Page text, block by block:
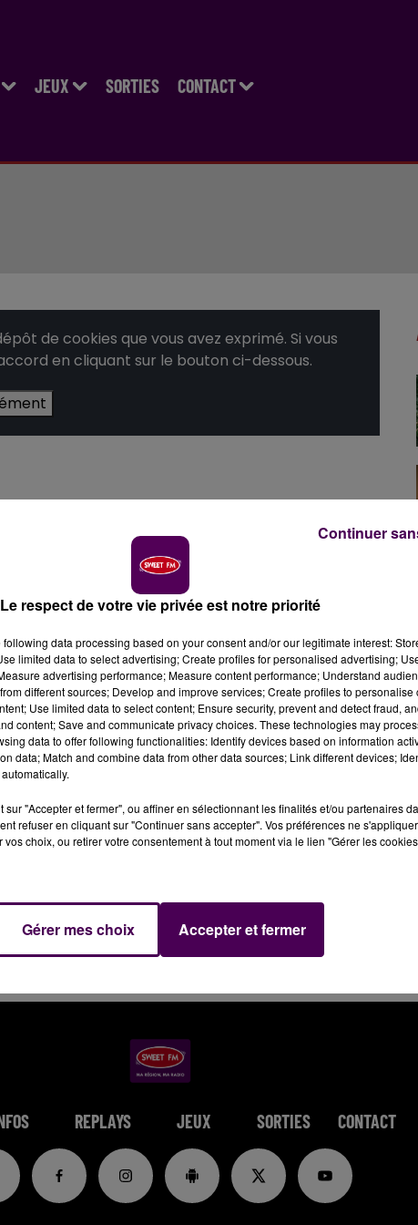
JEUX SORTIES CONTACT
de cookies que vous avez exprimé. Si vous
en cliquant sur le bouton ci-dessous.
REPLAYS JEUX SORTIES CONTACT
Le respect de votre vie privée est notre priorité
following data processing based on your consent and/or our legitimate interest:
limited data to select advertising; Create profiles for personalised advertising;
advertising performance; Measure content performance; Understand
different sources; Develop and improve services; Create profiles to personalise
Use limited data to select content; Ensure security, prevent and detect fraud,
content; Save and communicate privacy choices. These technologies may
data to offer following functionalities: Identify devices based on information
data; Match and combine data from other data sources; Link different devices;
"Accepter et fermer", ou affiner en sélectionnant les finalités et/ou partenaires
refuser en cliquant sur "Continuer sans accepter". Vos préférences ne
vos choix, ou retirer votre consentement à tout moment via le lien "Gérer les
Gérer mes choix Accepter et fermer
Continuer